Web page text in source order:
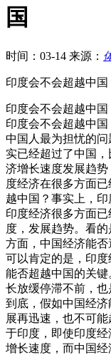
国
时间：03-14 来源：
印度会不会超越中
印度会不会超越中国
印度会不会超越中
中国人最为担忧的
实已经超过了中国
济增长速度发展趋
度经济在很多方面
越中国？事实上，
印度经济很多方面
度，发展趋势。看
方面，中国经济能否
可以肯定的是，印
能否超越中国的关
长放缓停滞不前，
到底，假如中国经
展再迅速，也不可
于印度，即使印度
增长速度，而中国